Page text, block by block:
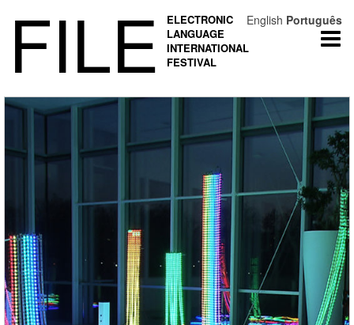
FILE
ELECTRONIC
LANGUAGE
INTERNATIONAL
FESTIVAL
English Português